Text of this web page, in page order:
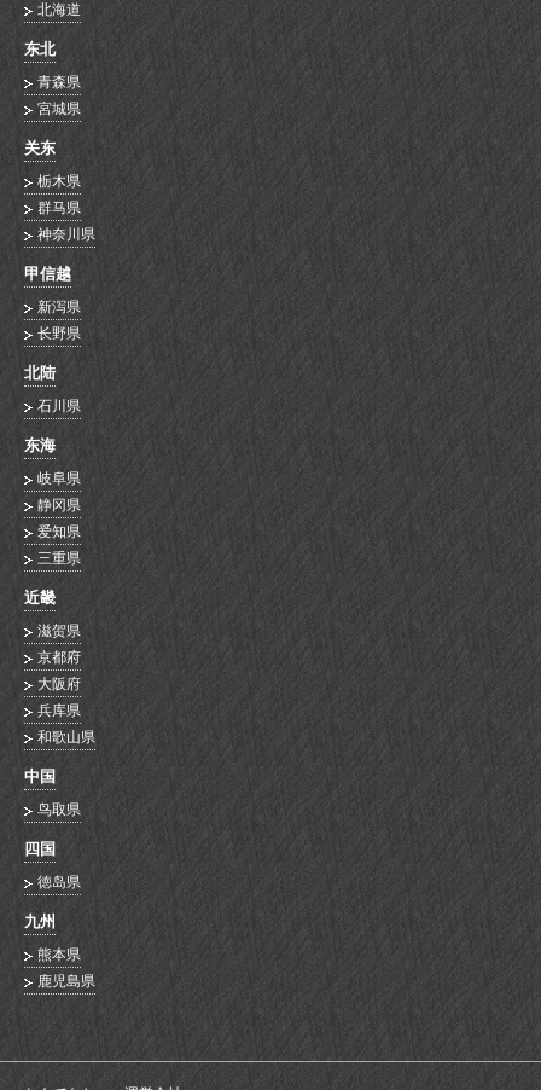
北海道
东北
青森県
宮城県
关东
栃木県
群马県
神奈川県
甲信越
新泻県
长野県
北陆
石川県
东海
岐阜県
静冈県
爱知県
三重県
近畿
滋贺県
京都府
大阪府
兵库県
和歌山県
中国
鸟取県
四国
徳岛県
九州
熊本県
鹿児島県